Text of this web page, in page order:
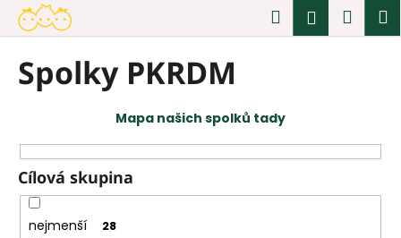
Přejít
obsah
Hledat
Spolky PKRDM
Mapa našich spolků tady
Cílová skupina
nejmenší 28
o
C
o
t
ř
e